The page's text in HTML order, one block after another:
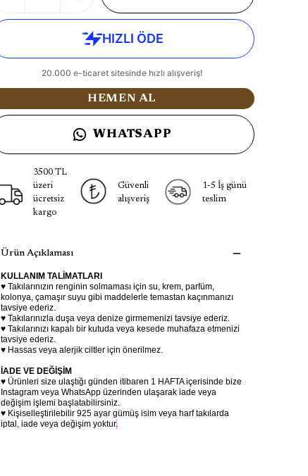
HEMEN AL
WHATSAPP
3500 TL
üzeri
ücretsiz
kargo
Güvenli
alışveriş
1-5 İş günü
teslim
Ürün Açıklaması
KULLANIM TALİMATLARI
♥ Takılarınızın renginin solmaması için su, krem, parfüm,
kolonya, çamaşır suyu gibi maddelerle temastan kaçınmanızı
tavsiye ederiz.
♥ Takılarınızla duşa veya denize girmemenizi tavsiye ederiz.
♥ Takılarınızı kapalı bir kutuda veya kesede muhafaza etmenizi
tavsiye ederiz.
♥ Hassas veya alerjik ciltler için önerilmez.
İADE VE DEĞİŞİM
♥ Ürünleri size ulaştığı günden itibaren 1 HAFTA içerisinde bize
Instagram veya WhatsApp üzerinden ulaşarak iade veya
değişim işlemi başlatabilirsiniz.
♥ Kişiselleştirilebilir 925 ayar gümüş isim veya harf takılarda
iptal, iade veya değişim yoktur.